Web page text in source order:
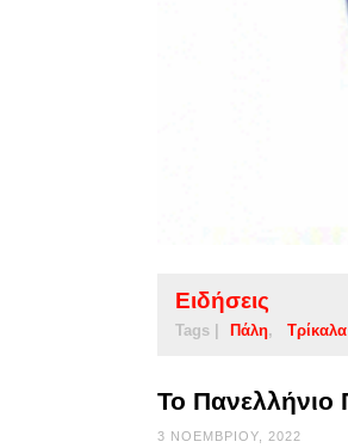
Ειδήσεις
Tags | Πάλη Τρίκαλα
Το Πανελλήνιο
3 ΝΟΕΜΒΡΊΟΥ, 2022